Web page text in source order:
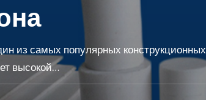
из самых популярных конструкционных
высокой…